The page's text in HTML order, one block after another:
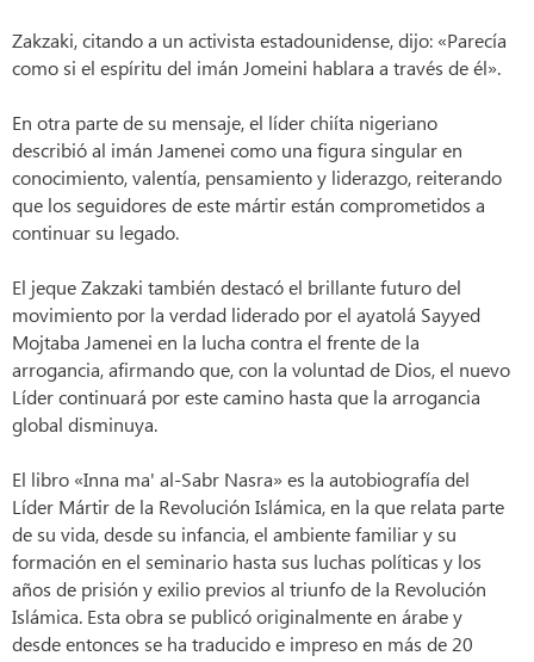
Zakzaki, citando a un activista estadounidense, dijo: «Parecía
como si el espíritu del imán Jomeini hablara a través de él».
En otra parte de su mensaje, el líder chiíta nigeriano
describió al imán Jamenei como una figura singular en
conocimiento, valentía, pensamiento y liderazgo, reiterando
que los seguidores de este mártir están comprometidos a
continuar su legado.
El jeque Zakzaki también destacó el brillante futuro del
movimiento por la verdad liderado por el ayatolá Sayyed
Mojtaba Jamenei en la lucha contra el frente de la
arrogancia, afirmando que, con la voluntad de Dios, el nuevo
Líder continuará por este camino hasta que la arrogancia
global disminuya.
El libro «Inna ma' al-Sabr Nasra» es la autobiografía del
Líder Mártir de la Revolución Islámica, en la que relata parte
de su vida, desde su infancia, el ambiente familiar y su
formación en el seminario hasta sus luchas políticas y los
años de prisión y exilio previos al triunfo de la Revolución
Islámica. Esta obra se publicó originalmente en árabe y
desde entonces se ha traducido e impreso en más de 20